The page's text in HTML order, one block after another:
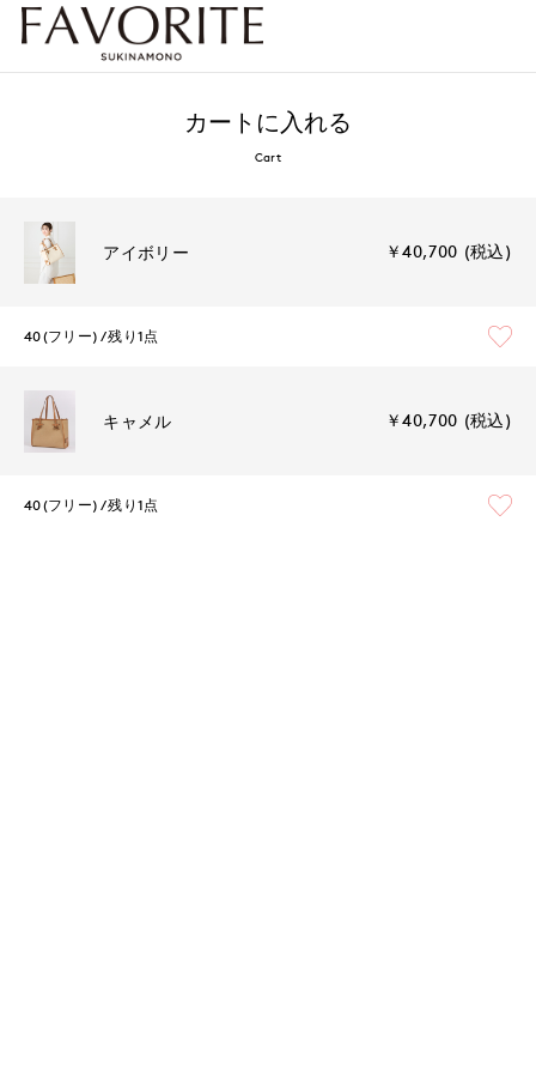
カートに入れる
Cart
アイボリー ￥40,700 (税込)
40(フリー) 残り1点
キャメル ￥40,700 (税込)
40(フリー) 残り1点